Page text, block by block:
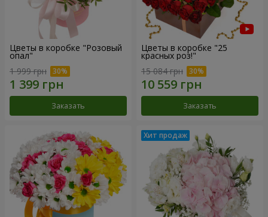
Цветы в коробке "Розовый
опал"
1 999 грн
Заказать
Цветы в коробке "25
красных роз!"
15 084 грн
Заказать